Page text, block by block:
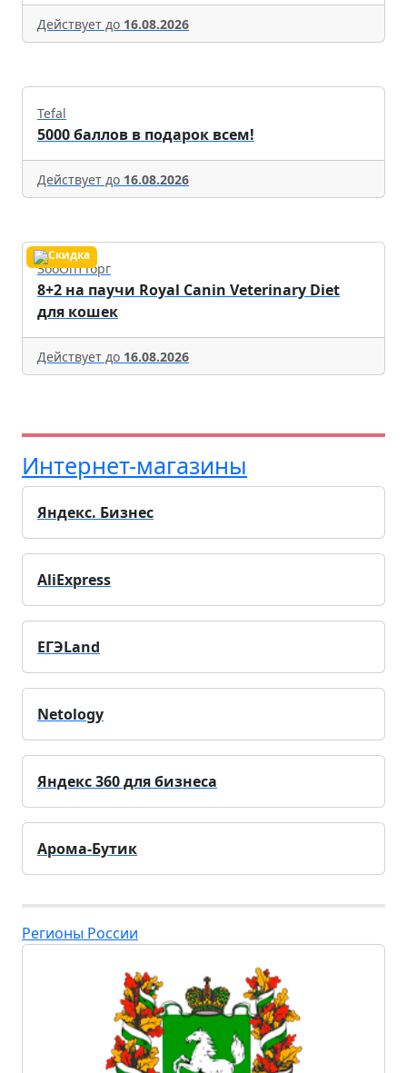
Действует до 16.08.2026
Tefal
5000 баллов в подарок всем!
Действует до 16.08.2026
ЗооОптТорг
8+2 на паучи Royal Canin Veterinary Diet
для кошек
Действует до 16.08.2026
Интернет-магазины
Яндекс. Бизнес
AliExpress
ЕГЭLand
Netology
Яндекс 360 для бизнеса
Арома-Бутик
Регионы России